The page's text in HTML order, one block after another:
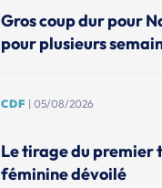
Gros coup dur pour
pour plusieurs
CDF | 05/08/2026
Le tirage du premier
féminine dévoilé